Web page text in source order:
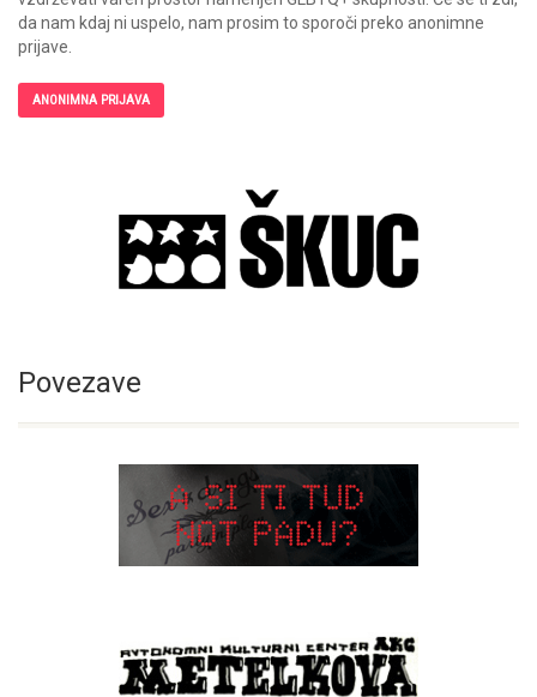
da nam kdaj ni uspelo, nam prosim to sporoči preko anonimne
prijave.
ANONIMNA PRIJAVA
Povezave